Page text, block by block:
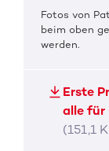
Fotos von
beim oben
werden.
Erste
alle für
(151,1